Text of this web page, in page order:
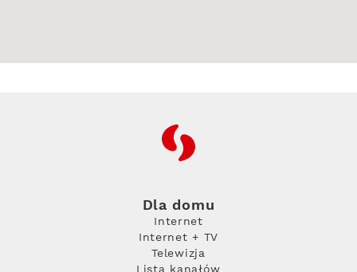
RFC
Dla domu
Internet
Internet + TV
Telewizja